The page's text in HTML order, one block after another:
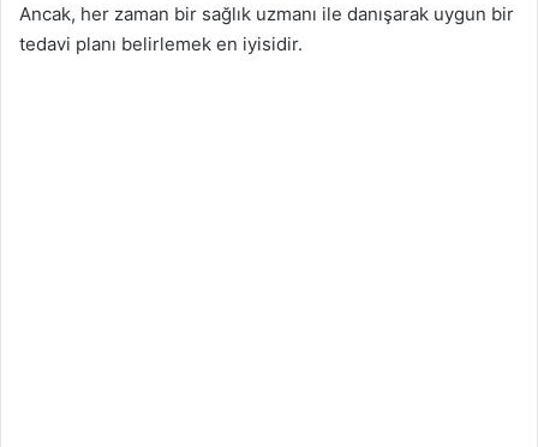
Ancak, her zaman bir sağlık uzmanı ile danışarak uygun bir
tedavi planı belirlemek en iyisidir.